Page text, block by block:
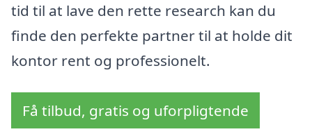
tid til at lave den rette research kan du
finde den perfekte partner til at holde dit
kontor rent og professionelt.
Få tilbud, gratis og uforpligtende